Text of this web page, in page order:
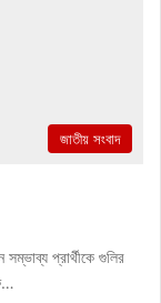
জাতীয় সংবাদ
প্রার্থীকে গুলির